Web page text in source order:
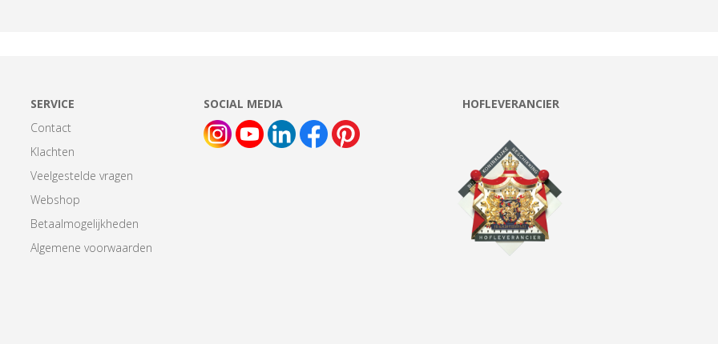
SERVICE
Contact
Klachten
Veelgestelde vragen
Webshop
Betaalmogelijkheden
Algemene voorwaarden
SOCIAL MEDIA HOFLEVERANCIER